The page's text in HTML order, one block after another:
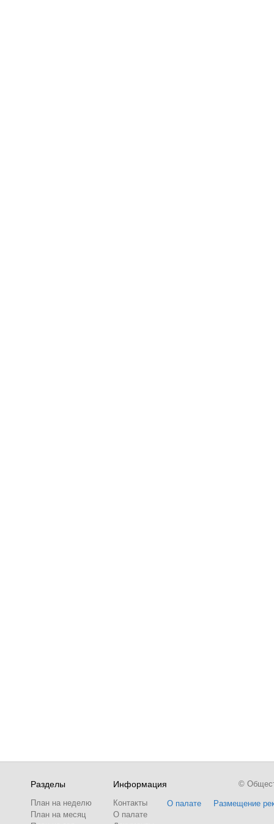
Разделы
План на неделю
План на месяц
Информация
Контакты
О палате
О палате Размещение
©